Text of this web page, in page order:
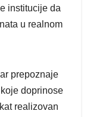
institucije da
u realnom
prepoznaje
doprinose
realizovan